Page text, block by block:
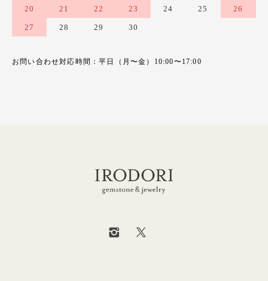
20 21 22 23 24 25 26
27 28 29 30
お問い合わせ対応時間：平日（月〜金）10:00〜17:00